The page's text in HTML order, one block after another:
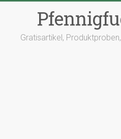
Gratisartikel,